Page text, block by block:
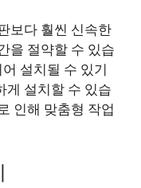
보다 훨씬 신속한
을 절약할 수 있습
설치될 수 있기
게 설치할 수 있습
인해 맞춤형 작업